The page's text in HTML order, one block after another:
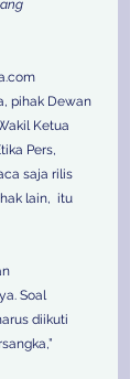
pihak Dewan
Ketua
Pers,
saja rilis
lain,  itu
Soal
diikuti